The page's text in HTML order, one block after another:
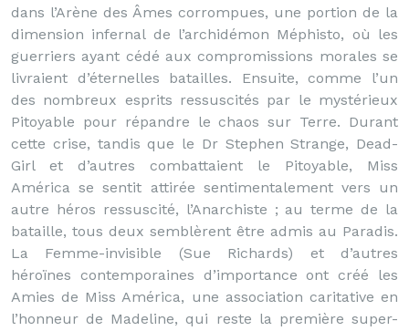
dans l’Arène des Âmes corrompues, une portion de la
dimension infernal de l’archidémon Méphisto, où les
guerriers ayant cédé aux compromissions morales se
livraient d’éternelles batailles. Ensuite, comme l’un
des nombreux esprits ressuscités par le mystérieux
Pitoyable pour répandre le chaos sur Terre. Durant
cette crise, tandis que le Dr Stephen Strange, Dead-
Girl et d’autres combattaient le Pitoyable, Miss
América se sentit attirée sentimentalement vers un
autre héros ressuscité, l’Anarchiste ; au terme de la
bataille, tous deux semblèrent être admis au Paradis.
La Femme-invisible (Sue Richards) et d’autres
héroïnes contemporaines d’importance ont créé les
Amies de Miss América, une association caritative en
l’honneur de Madeline, qui reste la première super-